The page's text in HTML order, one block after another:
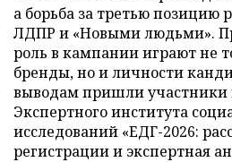
а борьба за третью позицию
ЛДПР и «Новыми людьми».
роль в кампании играют не
бренды, но и личности
выводам пришли участники
Экспертного института
исследований «ЕДГ-2026:
регистрации и экспертная